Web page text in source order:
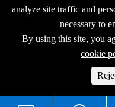
Urheberrecht ©
Datenschutz
analyze site traffic and
necessary to
By using this site, you
cookie